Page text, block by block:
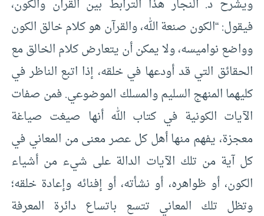
ويشرح د. النجار هذا الترابط بين القرآن والكون،
فيقول: “الكون صنعة الله، والقرآن هو كلام خالق الكون
وواضع نواميسه، ولا يمكن أن يتعارض كلام الخالق مع
الحقائق التي قد أودعها في خلقه، إذا اتبع الناظر في
كليهما المنهج السليم والمسلك الموضوعي. فمن صفات
الآيات الكونية في كتاب الله أنها صيغت صياغة
معجزة، يفهم منها أهل كل عصر معنى من المعاني في
كل آية من تلك الآيات الدالة على شيء من أشياء
الكون، أو ظواهره، أو نشأته، أو إفنائه وإعادة خلقه؛
وتظل تلك المعاني تتسع باتساع دائرة المعرفة